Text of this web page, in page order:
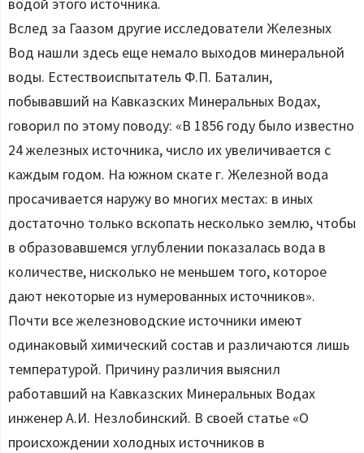
Вслед за Гаазом другие исследователи Железных
Вод нашли здесь еще немало выходов минеральной
воды. Естествоиспытатель Ф.П. Баталин,
побывавший на Кавказских Минеральных Водах,
говорил по этому поводу: «В 1856 году было известно
24 железных источника, число их увеличивается с
каждым годом. На южном скате г. Железной вода
просачивается наружу во многих местах: в иных
достаточно только вскопать несколько землю, чтобы
в образовавшемся углублении показалась вода в
количестве, нисколько не меньшем того, которое
дают некоторые из нумерованных источников».
Почти все железноводские источники имеют
одинаковый химический состав и различаются лишь
температурой. Причину различия выяснил
работавший на Кавказских Минеральных Водах
инженер А.И. Незлобинский. В своей статье «О
происхождении холодных источников в